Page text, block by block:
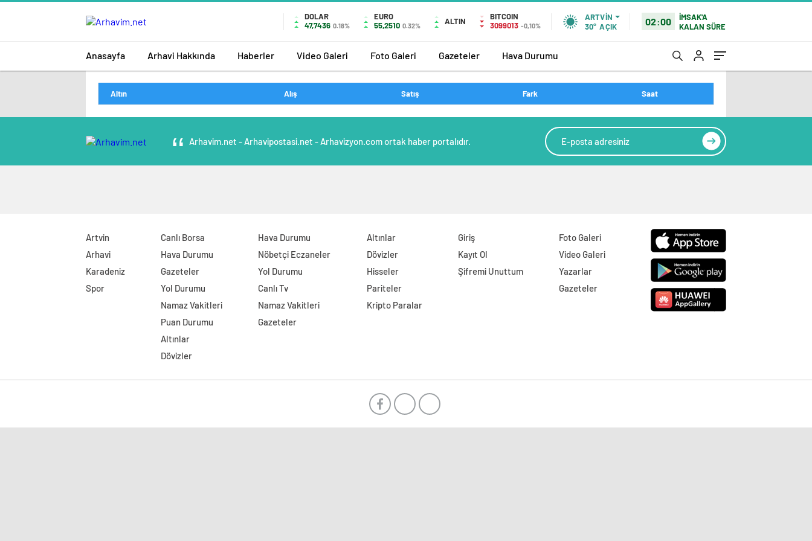
DOLAR
47,7436 0.18%
EURO
55,2510 0.32% ALTIN
BITCOIN
3099013 -0,10%
ARTVIN
30° AÇIK 02:00
İMSAK'A
KALAN SÜRE
Anasayfa Arhavi Hakkında Haberler Video Galeri Foto Galeri Gazeteler Hava Durumu
Altın Alış Satış Fark Saat
Arhavim.net - Arhavipostasi.net - Arhavizyon.com ortak haber portalıdır.
Artvin
Arhavi
Karadeniz
Spor
Canlı Borsa
Hava Durumu
Gazeteler
Yol Durumu
Namaz Vakitleri
Puan Durumu
Altınlar
Dövizler
Hava Durumu
Nöbetçi Eczaneler
Yol Durumu
Canlı Tv
Namaz Vakitleri
Gazeteler
Altınlar
Dövizler
Hisseler
Pariteler
Kripto Paralar
Giriş
Kayıt Ol
Şifremi Unuttum
Foto Galeri
Video Galeri
Yazarlar
Gazeteler